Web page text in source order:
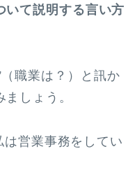
いて説明する言い方
職業は？）と訊か
しょう。
営業事務をしてい